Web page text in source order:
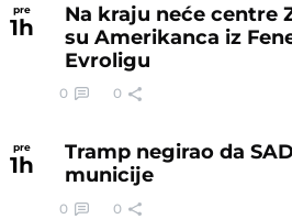
pre
1h
Na kraju neće centre
su Amerikanca iz
Evroligu
0 0
pre
1h
Tramp negirao da
municije
0 0